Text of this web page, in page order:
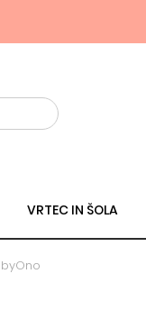
VRTEC IN ŠOLA